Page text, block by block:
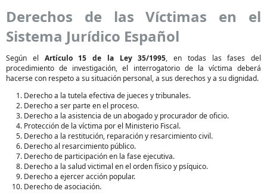
Derechos de las Víctimas en el
Sistema Jurídico Español
Según el Artículo 15 de la Ley 35/1995, en todas las fases del
procedimiento de investigación, el interrogatorio de la víctima deberá
hacerse con respeto a su situación personal, a sus derechos y a su dignidad.
Derecho a la tutela efectiva de jueces y tribunales.
Derecho a ser parte en el proceso.
Derecho a la asistencia de un abogado y procurador de oficio.
Protección de la víctima por el Ministerio Fiscal.
Derecho a la restitución, reparación y resarcimiento civil.
Derecho al resarcimiento público.
Derecho de participación en la fase ejecutiva.
Derecho a la salud victimal en el orden físico y psíquico.
Derecho a ejercer acción popular.
Derecho de asociación.